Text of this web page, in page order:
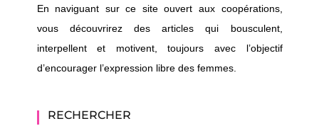
En naviguant sur ce site ouvert aux coopérations,
vous découvrirez des articles qui bousculent,
interpellent et motivent, toujours avec l’objectif
d’encourager l’expression libre des femmes.
RECHERCHER